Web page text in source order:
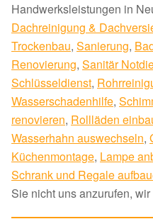
Handwerksleistungen in
Dachreinigung &
Trockenbau, Sanierung,
Renovierung, Sanitär
Schlüsseldienst,
Wasserschadenhilfe,
renovieren, Rollläden
Wasserhahn auswechseln,
Küchenmontage, Lampe
Schrank und Regale
Sie nicht uns anzurufen,